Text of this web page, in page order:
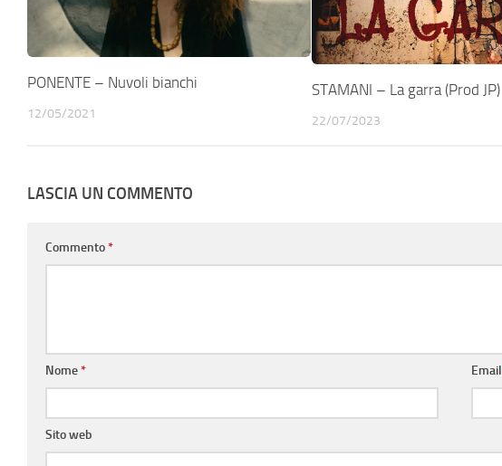
PONENTE – Nuvoli bianchi
12/05/2021
STAMANI – La garra (Prod JP)
22/07/2023
LASCIA UN COMMENTO
Commento*
Nome*
Sito web